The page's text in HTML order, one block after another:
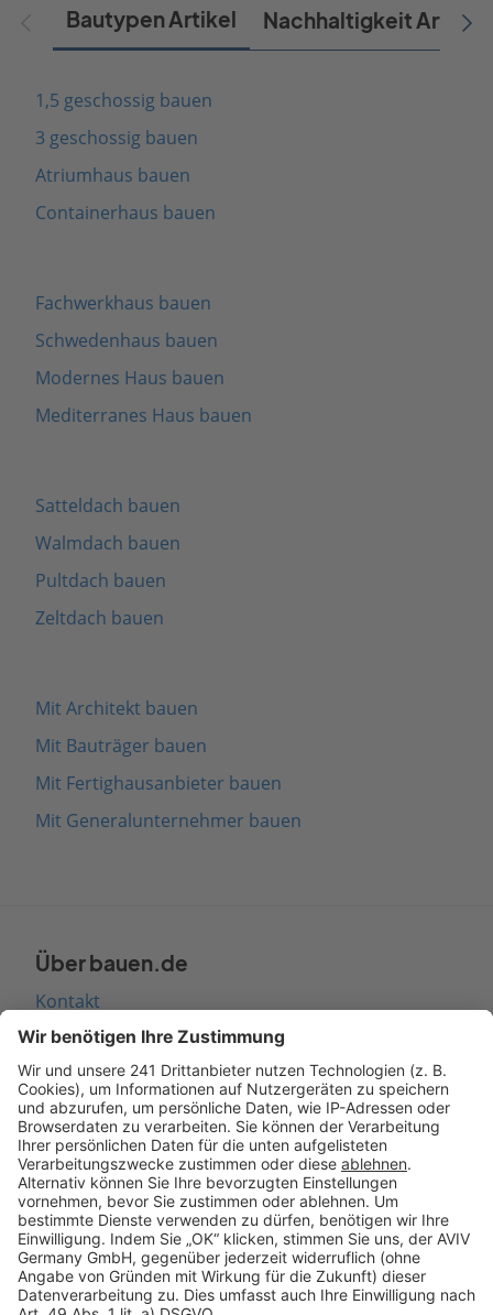
Bautypen Artikel Nachhaltigkeit Artikel
1,5 geschossig bauen
3 geschossig bauen
Atriumhaus bauen
Containerhaus bauen
Fachwerkhaus bauen
Schwedenhaus bauen
Modernes Haus bauen
Mediterranes Haus bauen
Satteldach bauen
Walmdach bauen
Pultdach bauen
Zeltdach bauen
Mit Architekt bauen
Mit Bauträger bauen
Mit Fertighausanbieter bauen
Mit Generalunternehmer bauen
Über bauen.de
Kontakt
Seitenaufbau
Barrierefreiheit
Cookie Einstellungen
Rechtliches
AGB-Übersicht
Datenschutz
Impressum